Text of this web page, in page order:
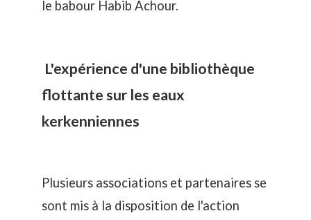
le babour Habib Achour.
L'expérience d'une bibliothèque
flottante sur les eaux
kerkenniennes
Plusieurs associations et partenaires se
sont mis à la disposition de l'action